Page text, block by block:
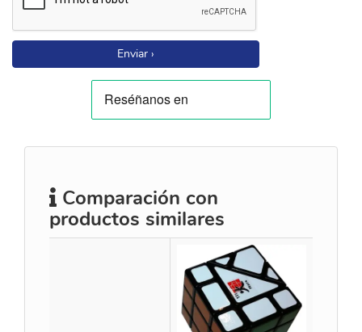
Enviar ›
Comparación con
productos similares